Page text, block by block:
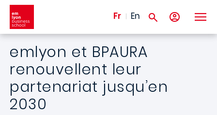
Aller au contenu principal
Fr En
emlyon et BPAURA
renouvellent leur
partenariat jusqu’en
2030